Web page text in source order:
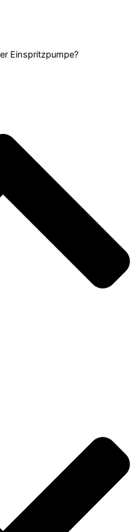
Einspritzpumpe?